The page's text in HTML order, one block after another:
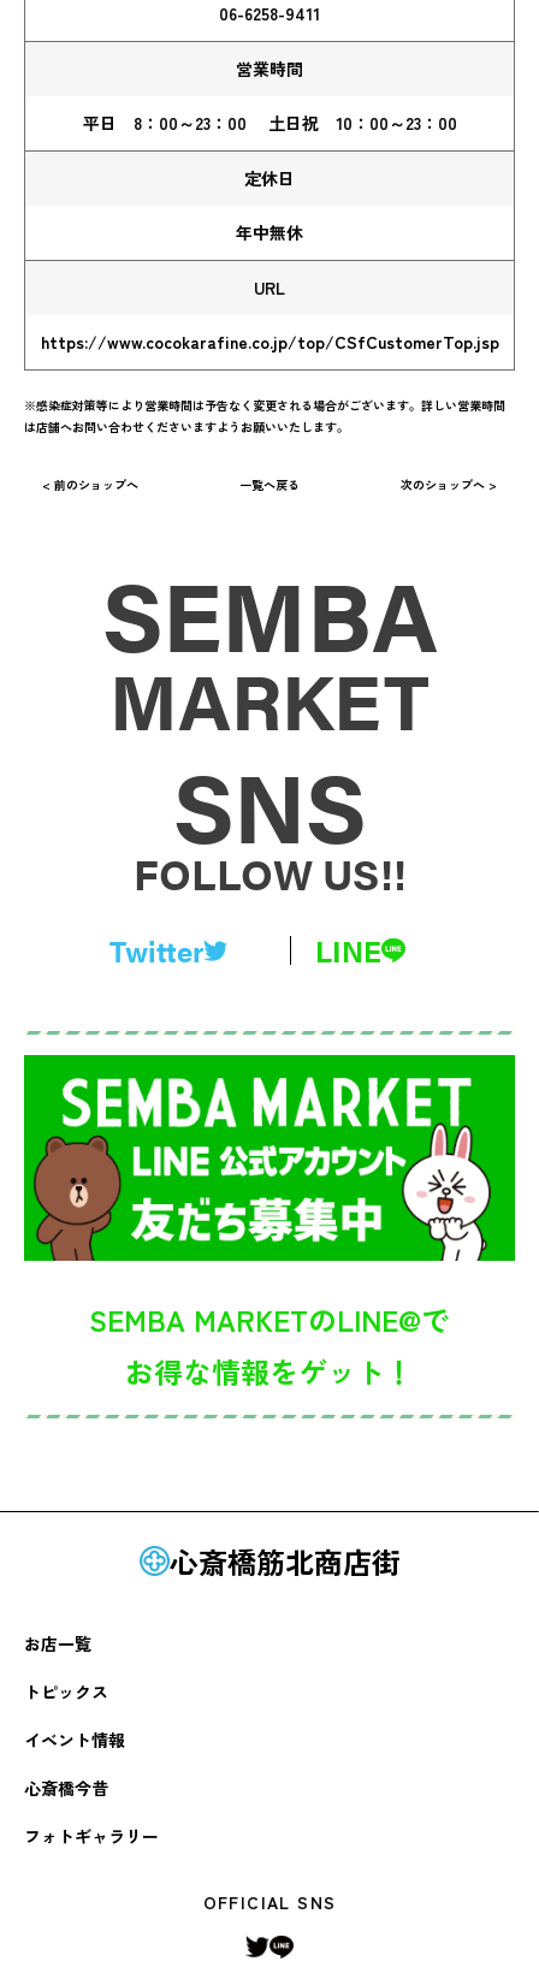
06-6258-9411
営業時間
平日 8：00～23：00 土日祝 10：00～23：00
定休日
年中無休
URL
https://www.cocokarafine.co.jp/top/CSfCustomerTop.jsp
※感染症対策等により営業時間は予告なく変更される場合がございます。詳しい営業時間
は店舗へお問い合わせくださいますようお願いいたします。
< 前のショップへ 一覧へ戻る 次のショップへ >
SEMBA MARKETのLINE@で
お得な情報をゲット！
SEMBA
MARKET
SNS
FOLLOW US!!
Twitter LINE
心斎橋筋北商店街
お店一覧
トピックス
イベント情報
心斎橋今昔
フォトギャラリー
OFFICIAL SNS